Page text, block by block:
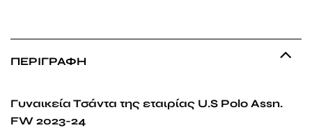
ΠΕΡΙΓΡΑΦΉ
Γυναικεία Τσάντα της εταιρίας U.S Polo Assn.
FW 2023-24